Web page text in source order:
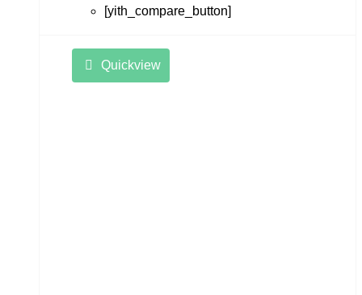
[yith_compare_button]
Quickview